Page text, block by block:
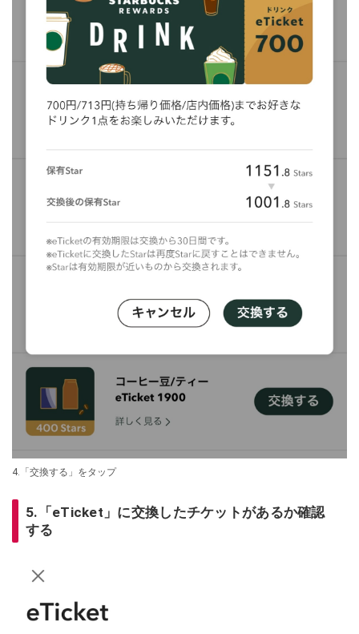
4.「交換する」をタップ
5.「eTicket」に交換したチケットがあるか確認
する